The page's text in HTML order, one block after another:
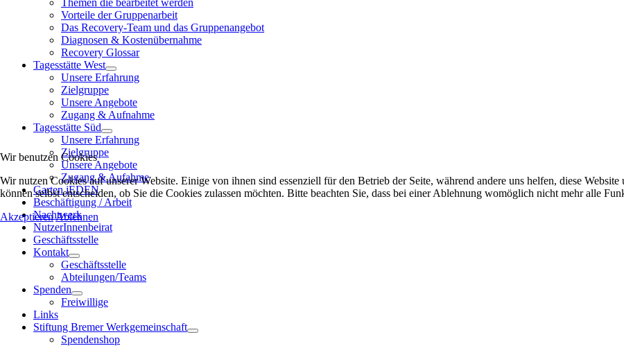
Themen die bearbeitet werden
Vorteile der Gruppenarbeit
Das Recovery-Team und das Gruppenangebot
Diagnosen & Kostenübernahme
Recovery Glossar
Tagesstätte West
Unsere Erfahrung
Zielgruppe
Unsere Angebote
Zugang & Aufnahme
Tagesstätte Süd
Unsere Erfahrung
Zielgruppe
Unsere Angebote
Zugang & Aufahme
Garten jEDEN
Beschäftigung / Arbeit
Nachtwerk
NutzerInnenbeirat
Geschäftsstelle
Kontakt
Geschäftsstelle
Abteilungen/Teams
Spenden
Freiwillige
Links
Stiftung Bremer Werkgemeinschaft
Spendenshop
Wir benutzen Cookies
Wir nutzen Cookies auf unserer Website. Einige von ihnen sind essenziell für den Betrieb der Seite, während andere uns helfen, diese
können selbst entscheiden, ob Sie die Cookies zulassen möchten. Bitte beachten Sie, dass bei einer Ablehnung womöglich nicht mehr alle
AkzeptierenAblehnen